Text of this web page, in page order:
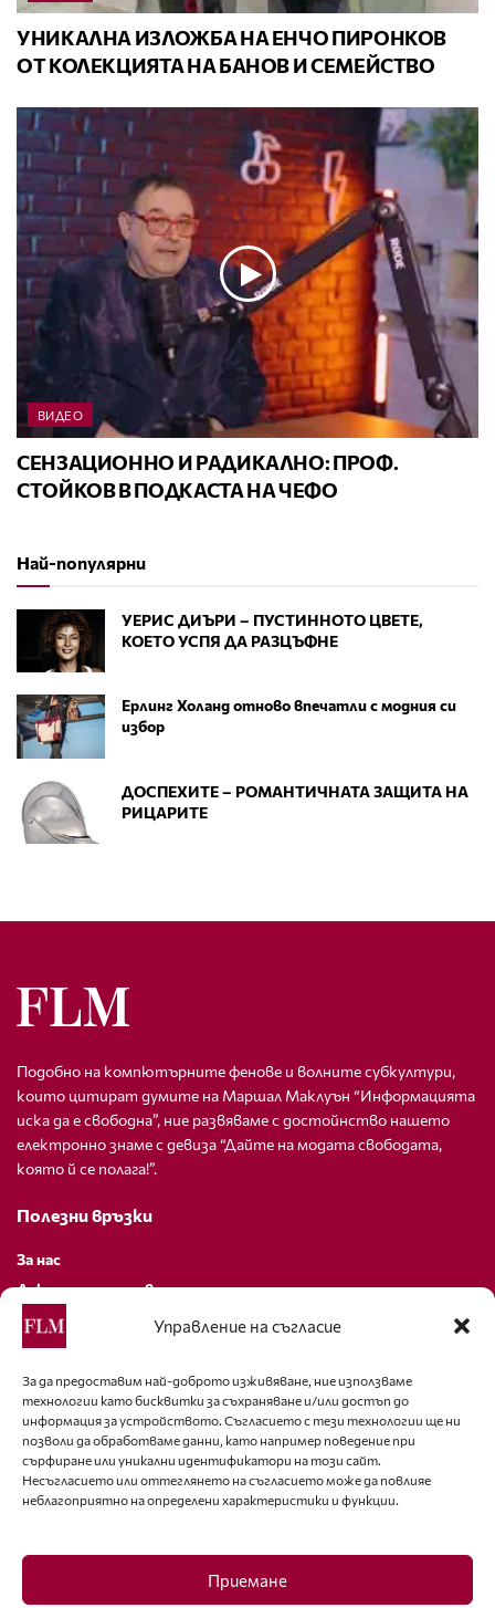
Управление на съгласие
За да предоставим най-доброто изживяване, ние използваме
технологии като бисквитки за съхраняване и/или достъп до
информация за устройството. Съгласието с тези технологии ще ни
позволи да обработваме данни, като например поведение при
сърфиране или уникални идентификатори на този сайт.
Несъгласието или оттеглянето на съгласието може да повлияе
неблагоприятно на определени характеристики и функции.
Приемане
УНИКАЛНА ИЗЛОЖБА НА ЕНЧО ПИРОНКОВ
ОТ КОЛЕКЦИЯТА НА БАНОВ И СЕМЕЙСТВО
ВИДЕО
СЕНЗАЦИОННО И РАДИКАЛНО: ПРОФ.
СТОЙКОВ В ПОДКАСТА НА ЧЕФО
Най-популярни
УЕРИС ДИЪРИ – ПУСТИННОТО ЦВЕТЕ,
КОЕТО УСПЯ ДА РАЗЦЪФНЕ
Ерлинг Холанд отново впечатли с модния си
избор
ДОСПЕХИТЕ – РОМАНТИЧНАТА ЗАЩИТА НА
РИЦАРИТЕ
Подобно на компютърните фенове и волните субкултури,
които цитират думите на Маршал Маклуън “Информацията
иска да е свободна”, ние развяваме с достойнство нашето
електронно знаме с девиза “Дайте на модата свободата,
която й се полага!”.
Полезни връзки
За нас
Декларация за поверителност
Политика за бисквитки
За контакти
editor@fashion-lifestyle.net
+359 88 227 33 47
Последвайте ни
Facebook